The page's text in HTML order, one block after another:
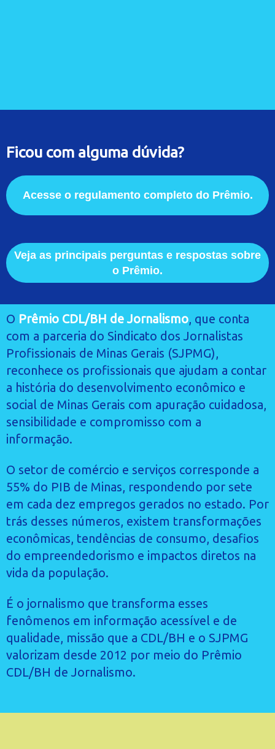
Ficou com alguma dúvida?
Acesse o regulamento completo do Prêmio.
Veja as principais perguntas e respostas sobre
o Prêmio.
O Prêmio CDL/BH de Jornalismo, que conta
com a parceria do Sindicato dos Jornalistas
Profissionais de Minas Gerais (SJPMG),
reconhece os profissionais que ajudam a contar
a história do desenvolvimento econômico e
social de Minas Gerais com apuração cuidadosa,
sensibilidade e compromisso com a
informação.
O setor de comércio e serviços corresponde a
55% do PIB de Minas, respondendo por sete
em cada dez empregos gerados no estado. Por
trás desses números, existem transformações
econômicas, tendências de consumo, desafios
do empreendedorismo e impactos diretos na
vida da população.
É o jornalismo que transforma esses
fenômenos em informação acessível e de
qualidade, missão que a CDL/BH e o SJPMG
valorizam desde 2012 por meio do Prêmio
CDL/BH de Jornalismo.